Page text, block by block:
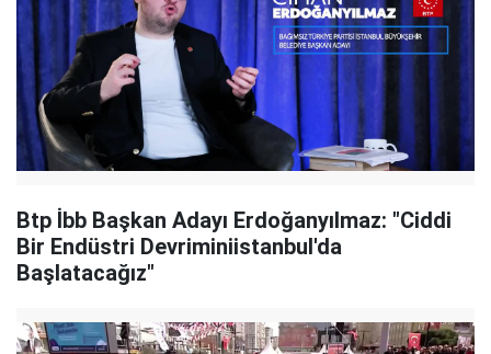
Btp İbb Başkan Adayı Erdoğanyılmaz: "Ciddi
Bir Endüstri Devriminiistanbul'da
Başlatacağız"